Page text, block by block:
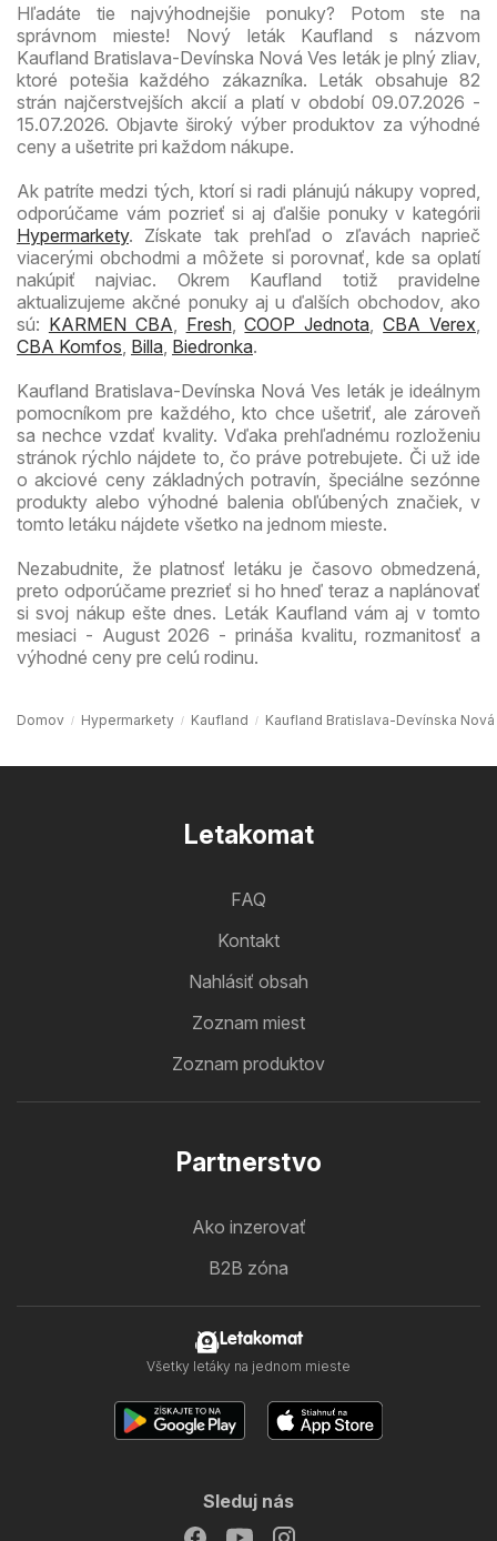
Hľadáte tie najvýhodnejšie ponuky? Potom ste na
správnom mieste! Nový leták Kaufland s názvom
Kaufland Bratislava-Devínska Nová Ves leták je plný zliav,
ktoré potešia každého zákazníka. Leták obsahuje 82
strán najčerstvejších akcií a platí v období 09.07.2026 -
15.07.2026. Objavte široký výber produktov za výhodné
ceny a ušetrite pri každom nákupe.
Ak patríte medzi tých, ktorí si radi plánujú nákupy vopred,
odporúčame vám pozrieť si aj ďalšie ponuky v kategórii
Hypermarkety. Získate tak prehľad o zľavách naprieč
viacerými obchodmi a môžete si porovnať, kde sa oplatí
nakúpiť najviac. Okrem Kaufland totiž pravidelne
aktualizujeme akčné ponuky aj u ďalších obchodov, ako
sú: KARMEN CBA Fresh,COOP Jednota ,CBA Verex
CBA Komfos Billa Biedronka.
Kaufland Bratislava-Devínska Nová Ves leták je ideálnym
pomocníkom pre každého, kto chce ušetriť, ale zároveň
sa nechce vzdať kvality. Vďaka prehľadnému rozloženiu
stránok rýchlo nájdete to, čo práve potrebujete. Či už ide
o akciové ceny základných potravín, špeciálne sezónne
produkty alebo výhodné balenia obľúbených značiek, v
tomto letáku nájdete všetko na jednom mieste.
Nezabudnite, že platnosť letáku je časovo obmedzená,
preto odporúčame prezrieť si ho hneď teraz a naplánovať
si svoj nákup ešte dnes. Leták Kaufland vám aj v tomto
mesiaci - August 2026 - prináša kvalitu, rozmanitosť a
výhodné ceny pre celú rodinu.
Domov Hypermarkety Kaufland Kaufland Bratislava-Devínska
Letakomat
FAQ
Kontakt
Nahlásiť obsah
Zoznam miest
Zoznam produktov
Partnerstvo
Ako inzerovať
B2B zóna
Letakomat
Všetky letáky na jednom mieste
Sleduj nás